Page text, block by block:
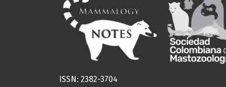
ISSN: 2382-3704